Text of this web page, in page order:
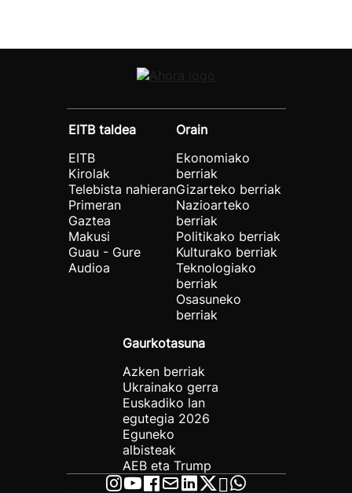
EITB taldea
EITB
Kirolak
Telebista nahieran
Primeran
Gaztea
Makusi
Guau - Gure
Audioa
Orain
Ekonomiako
berriak
Gizarteko berriak
Nazioarteko
berriak
Politikako berriak
Kulturako berriak
Teknologiako
berriak
Osasuneko
berriak
Gaurkotasuna
Azken berriak
Ukrainako gerra
Euskadiko lan
egutegia 2026
Eguneko
albisteak
AEB eta Trump